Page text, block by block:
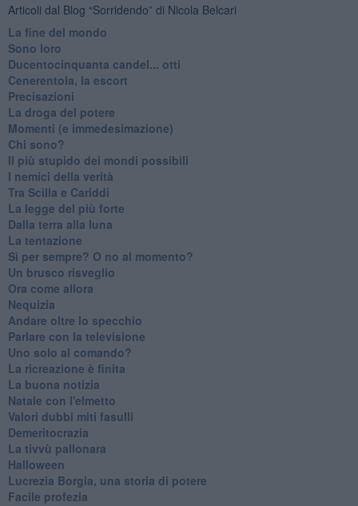
Articoli dal Blog “Sorridendo” di Nicola Belcari
La fine del mondo
Sono loro
Ducentocinquanta candel... otti
Cenerentola, la escort
Precisazioni
La droga del potere
Momenti (e immedesimazione)
Chi sono?
Il più stupido dei mondi possibili
I nemici della verità
Tra Scilla e Cariddi
La legge del più forte
Dalla terra alla luna
La tentazione
​Sì per sempre? O no al momento?
Un brusco risveglio
Ora come allora
Nequizia
Andare oltre lo specchio
Parlare con la televisione
Uno solo al comando?
La ricreazione è finita
La buona notizia
Natale con l'elmetto
Valori dubbi miti fasulli
Demeritocrazia
La tivvù pallonara
Halloween
​Lucrezia Borgia, una storia di potere
Facile profezia